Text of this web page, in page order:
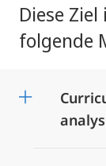
Diese
folgende